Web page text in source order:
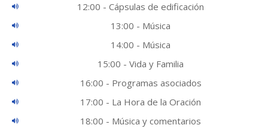
12:00 - Cápsulas de edificación
13:00 - Música
14:00 - Música
15:00 - Vida y Familia
16:00 - Programas asociados
17:00 - La Hora de la Oración
18:00 - Música y comentarios